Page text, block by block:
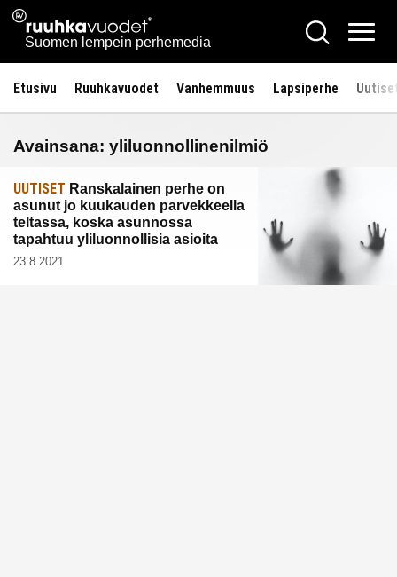
Siirry
sisältöön
Ruuhkavuodet.fi
Suomen lempein perhemedia
Hae
Etusivu Ruuhkavuodet Vanhemmuus Lapsiperhe
Avainsana: yliluonnollinenilmiö
UUTISET Ranskalainen perhe on
asunut jo kuukauden parvekkeella
teltassa, koska asunnossa
tapahtuu yliluonnollisia asioita
23.8.2021